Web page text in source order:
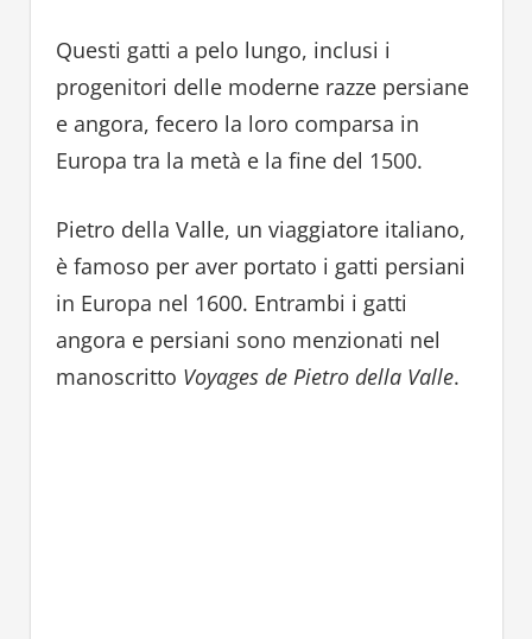
Questi gatti a pelo lungo, inclusi i
progenitori delle moderne razze persiane
e angora, fecero la loro comparsa in
Europa tra la metà e la fine del 1500.
Pietro della Valle, un viaggiatore italiano,
è famoso per aver portato i gatti persiani
in Europa nel 1600. Entrambi i gatti
angora e persiani sono menzionati nel
manoscritto Voyages de Pietro della Valle.